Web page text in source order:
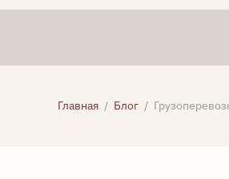
Главная Блог